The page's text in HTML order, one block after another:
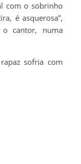
com o sobrinho
é asquerosa”,
o cantor, numa
sofria com